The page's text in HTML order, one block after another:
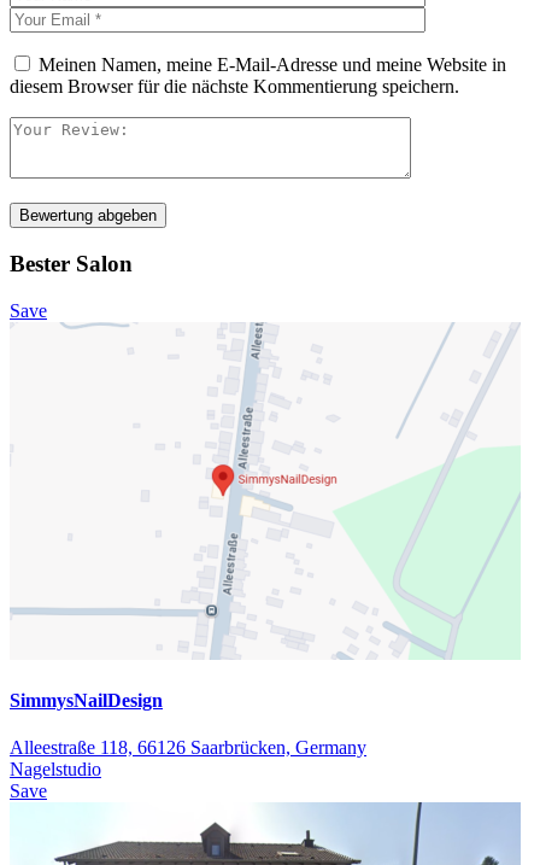
Meinen Namen, meine E-Mail-Adresse und meine Website in
diesem Browser für die nächste Kommentierung speichern.
Bewertung abgeben
Bester Salon
Save
SimmysNailDesign
Alleestraße 118, 66126 Saarbrücken, Germany
Nagelstudio
Save